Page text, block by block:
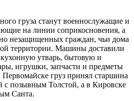
груза станут военнослужащие и
на линии соприкосновения, а
незащищенных граждан, чьи дома
территории. Машины доставили
утварь, бытовую и
игрушки, запчасти и предметы
груз принял старшина
с позывным Толстой, а в Кировске
Санта.